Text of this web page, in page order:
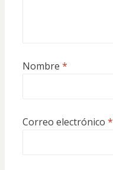
Nombre *
Correo electrónico *